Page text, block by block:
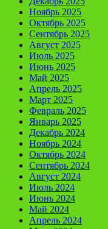
Ноябрь 2025
Октябрь 2025
Сентябрь 2025
Август 2025
Июль 2025
Июнь 2025
Май 2025
Апрель 2025
Март 2025
Февраль 2025
Январь 2025
Декабрь 2024
Ноябрь 2024
Октябрь 2024
Сентябрь 2024
Август 2024
Июль 2024
Июнь 2024
Май 2024
Апрель 2024